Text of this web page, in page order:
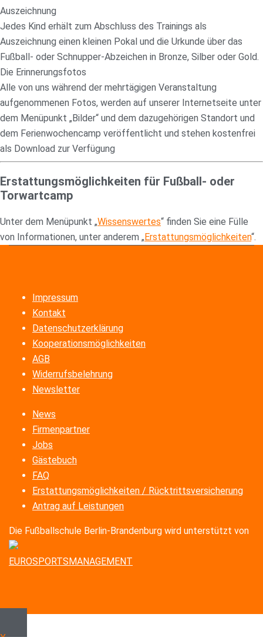
Auszeichnung
Jedes Kind erhält zum Abschluss des Trainings als
Auszeichnung einen kleinen Pokal und die Urkunde über das
Fußball- oder Schnupper-Abzeichen in Bronze, Silber oder Gold.
Die Erinnerungsfotos
Alle von uns während der mehrtägigen Veranstaltung
aufgenommenen Fotos, werden auf unserer Internetseite unter
dem Menüpunkt „Bilder“ und dem dazugehörigen Standort und
dem Ferienwochencamp veröffentlicht und stehen kostenfrei
als Download zur Verfügung
Erstattungsmöglichkeiten für Fußball- oder
Torwartcamp
Unter dem Menüpunkt „Wissenswertes“ finden Sie eine Fülle
von Informationen, unter anderem „ Erstattungsmöglichkeiten“.
Impressum
Kontakt
Datenschutzerklärung
Kooperationsmöglichkeiten
AGB
Widerrufsbelehrung
Newsletter
News
Firmenpartner
Jobs
Gästebuch
FAQ
Erstattungsmöglichkeiten / Rücktrittsversicherung
Antrag auf Leistungen
Die Fußballschule Berlin-Brandenburg wird unterstützt von
EUROSPORTSMANAGEMENT